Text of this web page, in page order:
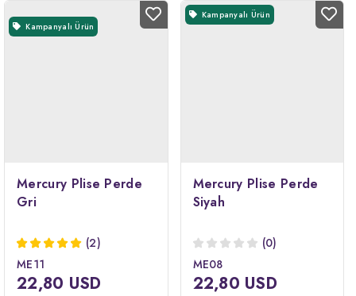
Kampanyalı Ürün
Mercury Plise Perde
Gri
(2)
ME11
22,80 USD
Kampanyalı Ürün
Mercury Plise Perde
Siyah
(0)
ME08
22,80 USD